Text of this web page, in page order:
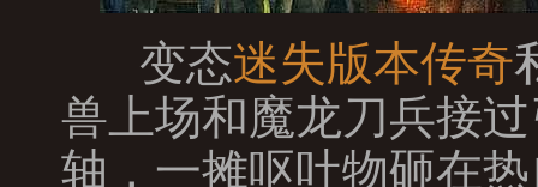
变态迷失版本传奇
兽上场和魔龙刀兵接
轴，一摊呕吐物砸在